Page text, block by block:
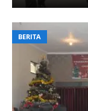
BERITA